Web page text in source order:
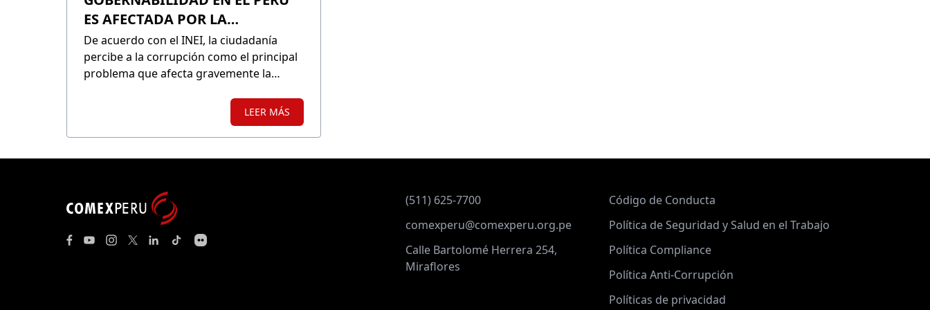
ES AFECTADA POR LA
CORRUPCIÓN DE
FUNCIONARIOS PÚBLICOS
De acuerdo con el INEI, la ciudadanía
percibe a la corrupción como el principal
problema que afecta gravemente la
LEER MÁS
(511) 625-7700
comexperu@comexperu.org.pe
Calle Bartolomé Herrera 254,
Miraflores
Código de Conducta
Política de Seguridad y Salud en el Trabajo
Política Compliance
Política Anti-Corrupción
Políticas de privacidad